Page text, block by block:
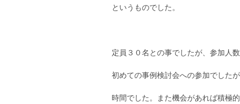
というものでした。
定員３０名との事でしたが、参加人
初めての事例検討会への参加でした
時間でした。また機会があれば積極